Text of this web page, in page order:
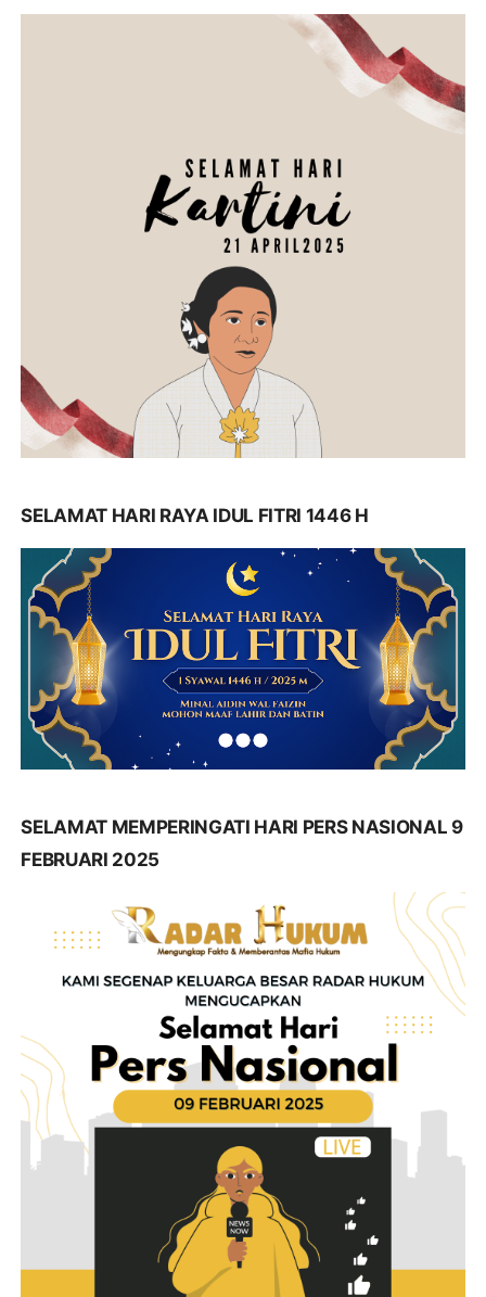
SELAMAT HARI RAYA IDUL FITRI 1446 H
SELAMAT MEMPERINGATI HARI PERS NASIONAL 9
FEBRUARI 2025